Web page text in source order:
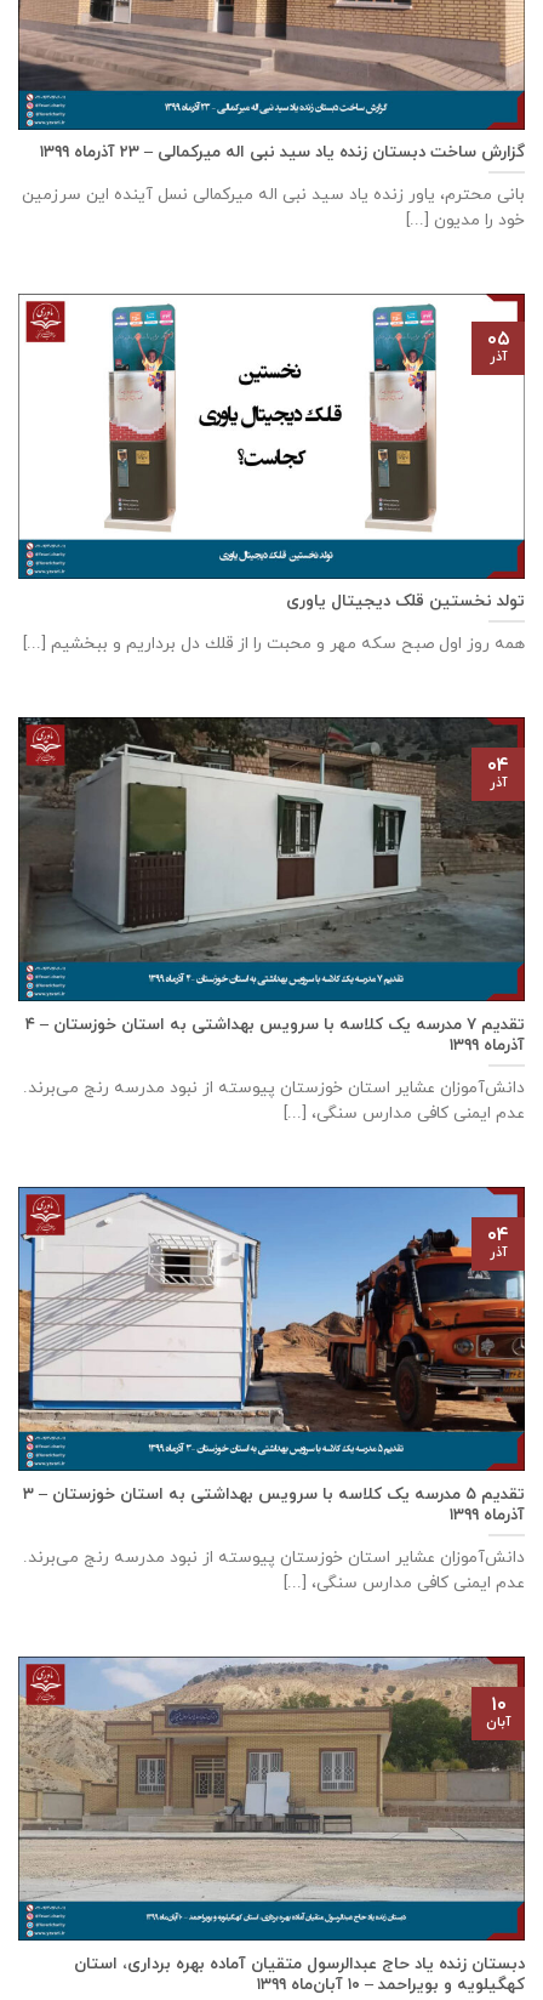
گزارش ساخت دبستان زنده ياد سيد نبی اله ميركمالی – ۲۳ آذر‌ماه ۱۳۹۹
بانی محترم، یاور زنده ياد سيد نبی اله ميركمالی نسل آینده این سرزمین
خود را مدیون [...]
تولد نخستین قلک دیجیتال یاوری
همه روز اول صبح سكه مهر و محبت را از قلك دل برداريم و ببخشيم [...]
۰۵
آذر
تقدیم ۷ مدرسه یک کلاسه با سرويس بهداشتی به استان خوزستان – ۴
آذر‌ماه ۱۳۹۹
دانش‌آموزان عشایر استان خوزستان پيوسته از نبود مدرسه رنج می‌برند.
عدم ایمنی کافی مدارس سنگی، [...]
۰۴
آذر
تقدیم ۵ مدرسه یک کلاسه با سرويس بهداشتی به استان خوزستان – ۳
آذر‌ماه ۱۳۹۹
دانش‌آموزان عشایر استان خوزستان پيوسته از نبود مدرسه رنج می‌برند.
عدم ایمنی کافی مدارس سنگی، [...]
۰۴
آذر
دبستان زنده ياد حاج عبدالرسول متقيان آماده بهره برداری، استان
كهگيلويه و بويراحمد – ۱۰ آبان‌ماه ۱۳۹۹
۱۰
آبان